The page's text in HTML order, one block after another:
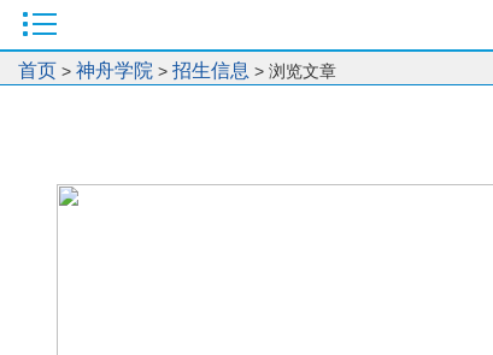
首页 > 神舟学院 > 招生信息 > 浏览文章